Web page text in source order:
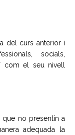
del curs anterior i
socials,
com el seu nivell
que no presentin a
adequada la